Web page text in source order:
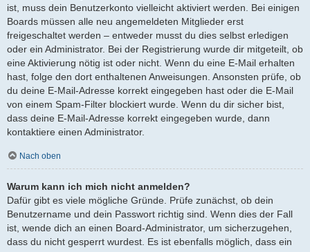
ist, muss dein Benutzerkonto vielleicht aktiviert werden. Bei einigen
Boards müssen alle neu angemeldeten Mitglieder erst
freigeschaltet werden – entweder musst du dies selbst erledigen
oder ein Administrator. Bei der Registrierung wurde dir mitgeteilt, ob
eine Aktivierung nötig ist oder nicht. Wenn du eine E-Mail erhalten
hast, folge den dort enthaltenen Anweisungen. Ansonsten prüfe, ob
du deine E-Mail-Adresse korrekt eingegeben hast oder die E-Mail
von einem Spam-Filter blockiert wurde. Wenn du dir sicher bist,
dass deine E-Mail-Adresse korrekt eingegeben wurde, dann
kontaktiere einen Administrator.
Nach oben
Warum kann ich mich nicht anmelden?
Dafür gibt es viele mögliche Gründe. Prüfe zunächst, ob dein
Benutzername und dein Passwort richtig sind. Wenn dies der Fall
ist, wende dich an einen Board-Administrator, um sicherzugehen,
dass du nicht gesperrt wurdest. Es ist ebenfalls möglich, dass ein